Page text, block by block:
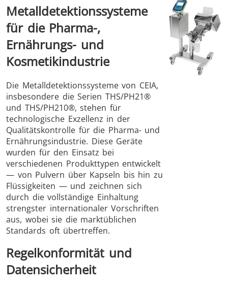
THS/FBB
THS/MBB
THS/GMS21
THS/G21
THS Production
4.0
MD-SCOPE
Metalldetektionssysteme
für die Pharma-,
Ernährungs- und
Kosmetikindustrie
Die Metalldetektionssysteme von CEIA,
insbesondere die Serien THS/PH21®
und THS/PH210®, stehen für
technologische Exzellenz in der
Qualitätskontrolle für die Pharma- und
Ernährungsindustrie. Diese Geräte
wurden für den Einsatz bei
verschiedenen Produkttypen entwickelt
— von Pulvern über Kapseln bis hin zu
Flüssigkeiten — und zeichnen sich
durch die vollständige Einhaltung
strengster internationaler Vorschriften
aus, wobei sie die marktüblichen
Standards oft übertreffen.
Regelkonformität und
Datensicherheit